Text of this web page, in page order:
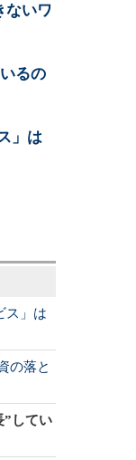
ないワ
るの
」は
ス」は
の落と
”してい